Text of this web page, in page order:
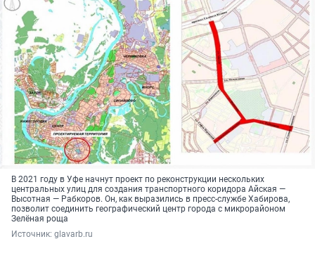
В 2021 году в Уфе начнут проект по реконструкции нескольких
центральных улиц для создания транспортного коридора Айская —
Высотная — Рабкоров. Он, как выразились в пресс-службе Хабирова,
позволит соединить географический центр города с микрорайоном
Зелёная роща
Источник: glavarb.ru